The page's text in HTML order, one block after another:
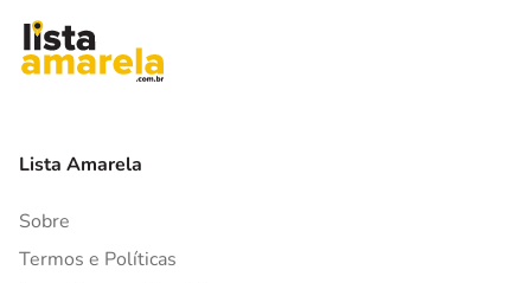
Lista Amarela
Sobre
Termos e Políticas